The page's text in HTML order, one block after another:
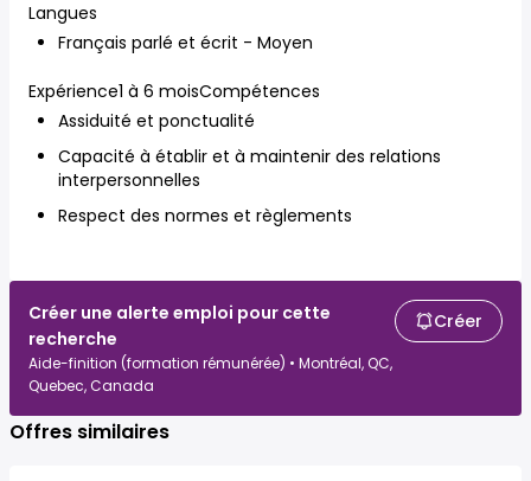
Langues
Français parlé et écrit - Moyen
Expérience1 à 6 moisCompétences
Assiduité et ponctualité
Capacité à établir et à maintenir des relations
interpersonnelles
Respect des normes et règlements
Créer une alerte emploi pour cette
recherche
Aide-finition (formation rémunérée) • Montréal, QC,
Quebec, Canada
Créer
Offres similaires